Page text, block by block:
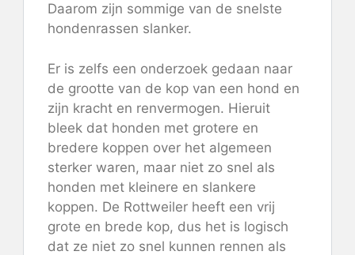
Daarom zijn sommige van de snelste
hondenrassen slanker.
Er is zelfs een onderzoek gedaan naar
de grootte van de kop van een hond en
zijn kracht en renvermogen. Hieruit
bleek dat honden met grotere en
bredere koppen over het algemeen
sterker waren, maar niet zo snel als
honden met kleinere en slankere
koppen. De Rottweiler heeft een vrij
grote en brede kop, dus het is logisch
dat ze niet zo snel kunnen rennen als